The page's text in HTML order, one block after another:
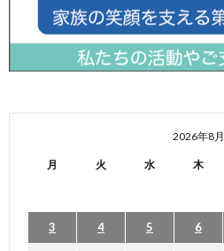
2026年8月
月 火 水 木
3 4 5 6